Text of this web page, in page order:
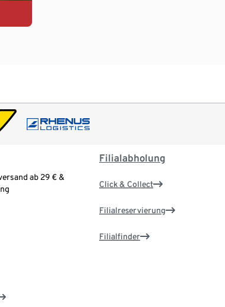
ab 29 € &
Filialabholung
Click & Collect
Filialreservierung
Filialfinder